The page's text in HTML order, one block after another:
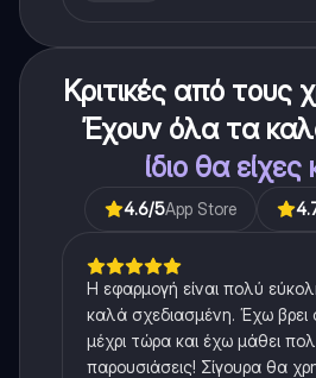
Κριτικές από τους
Έχουν όλα τα
ίδιο θα είχες
4.6/5App Store
Η εφαρμογή είναι πολύ
καλά σχεδιασμένη. Έχω βρει
μέχρι τώρα και έχω μάθει
παρουσιάσεις! Σίγουρα θα